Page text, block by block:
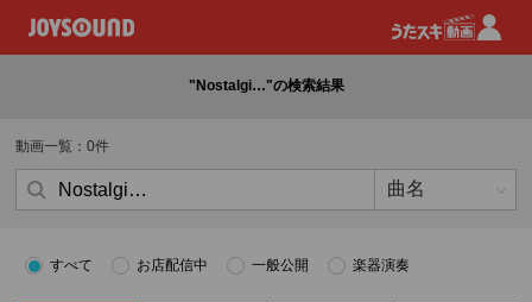
"Nostalgi…"の検索結果
動画一覧：0件
すべて お店配信中 一般公開 楽器演奏